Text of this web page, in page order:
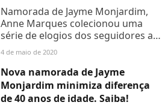
Namorada de Jayme Monjardim,
Anne Marques colecionou uma
série de elogios dos seguidores ao
postar duas selfies. O diretor de
novelas assumiu o relacionamento
com a atriz há cerca...
4 de maio de 2020
Nova namorada de Jayme
Monjardim minimiza diferença
de 40 anos de idade. Saiba!